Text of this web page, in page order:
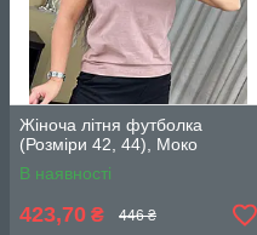
Жіноча літня футболка
(Розміри 42, 44), Моко
В наявності
423,70 ₴ 446 ₴